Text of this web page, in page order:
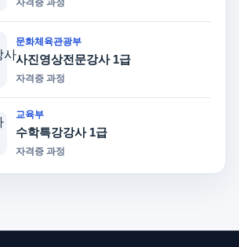
문화체육관광부
사진영상전문강사 1급
자격증 과정
교육부
수학특강강사 1급
자격증 과정